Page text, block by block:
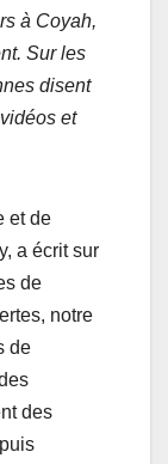
à Coyah,
Sur les
disent
et
et de
a écrit sur
de
notre
de
des